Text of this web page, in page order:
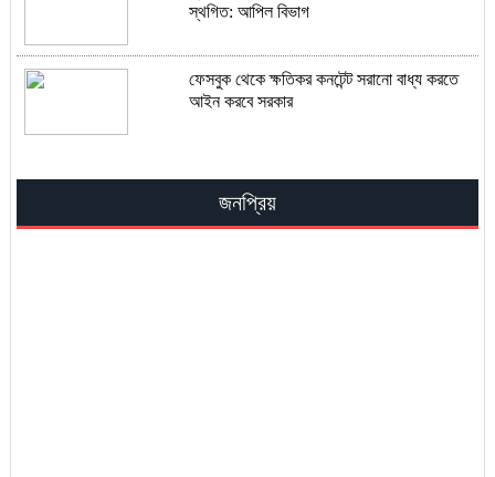
স্থগিত: আপিল বিভাগ
ফেসবুক থেকে ক্ষতিকর কনটেন্ট সরানো বাধ্য করতে
আইন করবে সরকার
জনপ্রিয়